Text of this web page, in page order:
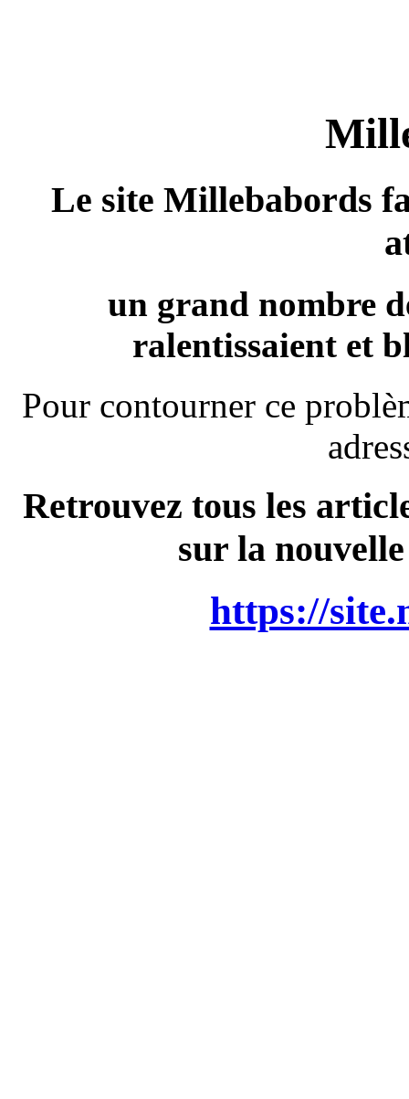
Le site Millebabords
un grand nombre
ralentissaient et
Pour contourner ce
Retrouvez tous les
sur la
https://